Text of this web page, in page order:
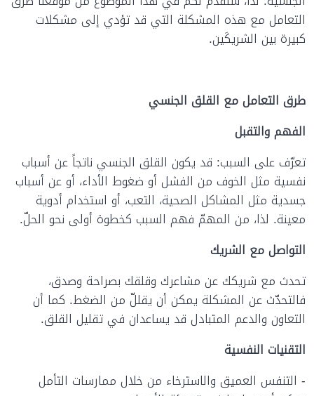
التعامل مع هذه المشكلة التي قد تؤدي إلى مشكلات
كبيرة بين الشريكَين.
طرق التعامل مع القلق الجنسي
الفهم والتقبل
تعرّف على السبب: قد يكون القلق الجنسي ناتجاً عن أسباب
نفسية مثل الخوف من الفشل أو ضغوط الأداء، أو عن أسباب
جسدية مثل المشاكل الصحية، التعب، أو استخدام أدوية
معينة. لذا، من المهمّ فهم السبب كخطوة أولى نحو الحلّ.
التواصل مع الشريك
تحدث مع شريكك عن مشاعرك وقلقك بصراحة وصدق،
فالتحدّث عن المشكلة يمكن أن يقللّ من الضغط. كما أن
التعاون والدعم المتبادل قد يساعدان في تقليل القلق.
التقنيات النفسية
- التنفس العميق والاسترخاء من خلال ممارسات التأمل